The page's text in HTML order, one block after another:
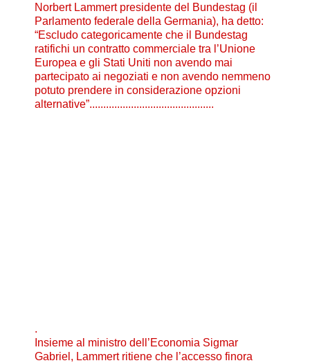
Norbert Lammert presidente del Bundestag (il
Parlamento federale della Germania), ha detto:
“Escludo categoricamente che il Bundestag
ratifichi un contratto commerciale tra l’Unione
Europea e gli Stati Uniti non avendo mai
partecipato ai negoziati e non avendo nemmeno
potuto prendere in considerazione opzioni
alternative”.............................................
.
Insieme al ministro dell’Economia Sigmar
Gabriel, Lammert ritiene che l’accesso finora